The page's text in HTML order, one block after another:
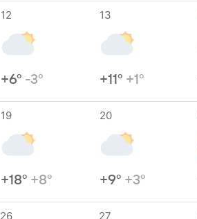
12
+6° -3°
13
+11° +1°
19
+18° +8°
20
+9° +3°
26 27